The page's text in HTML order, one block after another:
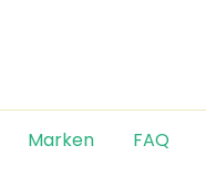
Marken FAQ